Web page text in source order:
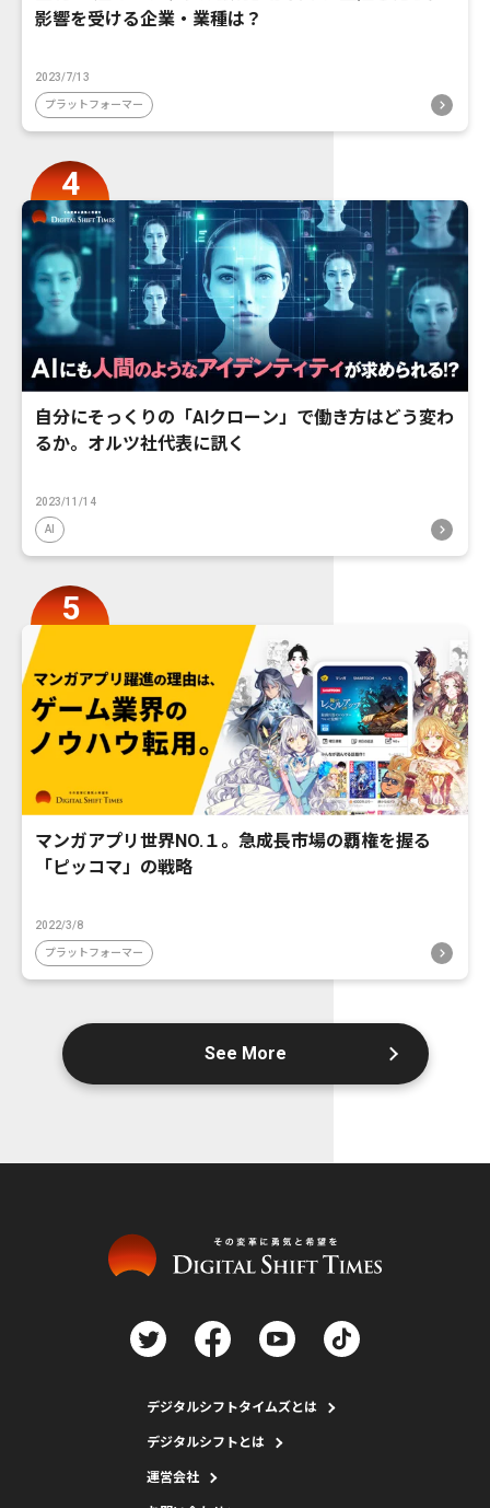
影響を受ける企業・業種は？
2023/7/13
プラットフォーマー
自分にそっくりの「AIクローン」で働き方はどう変わ
るか。オルツ社代表に訊く
2023/11/14
AI
マンガアプリ世界NO.１。急成長市場の覇権を握る
「ピッコマ」の戦略
2022/3/8
プラットフォーマー
See More
デジタルシフトタイムズとは
デジタルシフトとは
運営会社